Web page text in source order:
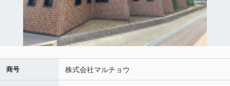
商号 株式会社マルチョウ